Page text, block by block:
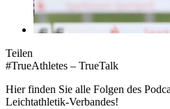
Teilen
#TrueAthletes – TrueTalk
Hier finden Sie alle Folgen des
Leichtathletik-Verbandes!